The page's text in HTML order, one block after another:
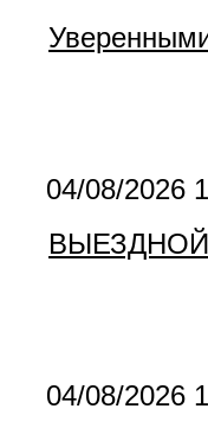
04/08/2026
04/08/2026